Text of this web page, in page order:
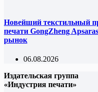
Новейший текстильный
печати GongZheng
рынок
06.08.2026
Издательская группа
«Индустрия печати»